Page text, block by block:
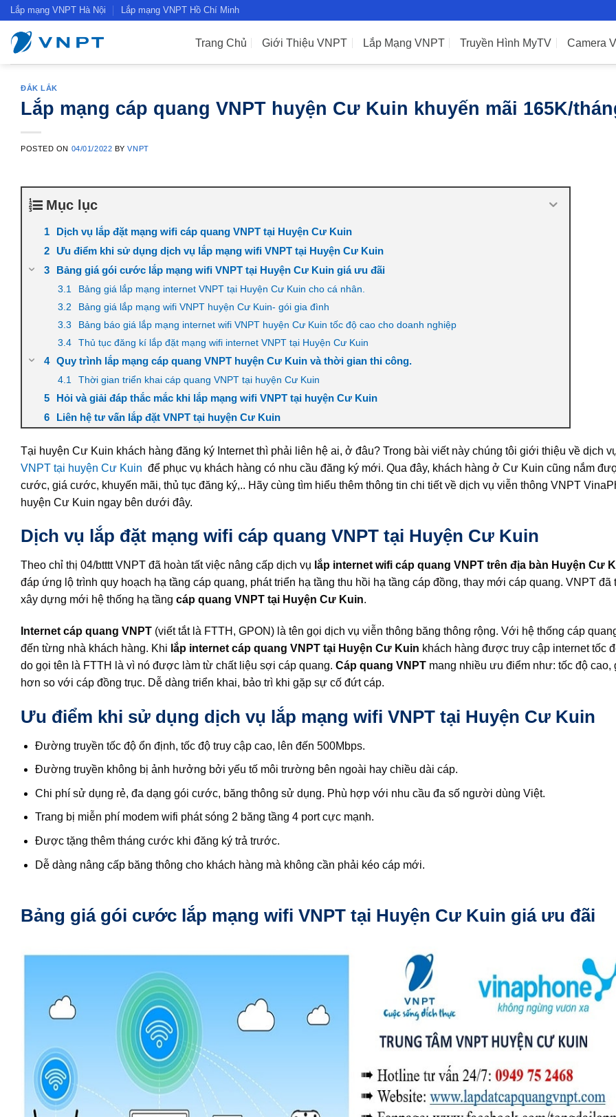
Skip
content
Lắp mạng VNPT Hà Nội Lắp mạng VNPT Hồ Chí Minh
Trang Chủ Giới Thiệu VNPT Lắp Mạng VNPT Truyền Hình MyTV Camera
ĐẮK LẮK
Lắp mạng cáp quang VNPT huyện Cư Kuin khuyến mãi 165K/
POSTED ON 04/01/2022 BYVNPT
Mục lục
Dịch vụ lắp đặt mạng wifi cáp quang VNPT tại Huyện Cư Kuin
Ưu điểm khi sử dụng dịch vụ lắp mạng wifi VNPT tại Huyện Cư Kuin
Bảng giá gói cước lắp mạng wifi VNPT tại Huyện Cư Kuin giá ưu đãi
Bảng giá lắp mạng internet VNPT tại Huyện Cư Kuin cho cá nhân.
Bảng giá lắp mạng wifi VNPT huyện Cư Kuin- gói gia đình
Bảng báo giá lắp mạng internet wifi VNPT huyện Cư Kuin tốc độ cao cho doanh nghiệp
Thủ tục đăng kí lắp đặt mạng wifi internet VNPT tại Huyện Cư Kuin
Quy trình lắp mạng cáp quang VNPT huyện Cư Kuin và thời gian thi công.
Thời gian triển khai cáp quang VNPT tại huyện Cư Kuin
Hỏi và giải đáp thắc mắc khi lắp mạng wifi VNPT tại huyện Cư Kuin
Liên hệ tư vấn lắp đặt VNPT tại huyện Cư Kuin
Tại huyện Cư Kuin khách hàng đăng ký Internet thì phải liên hệ ai, ở đâu? Trong bài viết này chúng tôi giới thiệu về dịch
VNPT tại huyện Cư Kuin để phục vụ khách hàng có nhu cầu đăng ký mới. Qua đây, khách hàng ở Cư Kuin cũng nắm
cước, giá cước, khuyến mãi, thủ tục đăng ký,.. Hãy cùng tìm hiểu thêm thông tin chi tiết về dịch vụ viễn thông VNPT
huyện Cư Kuin ngay bên dưới đây.
Dịch vụ lắp đặt mạng wifi cáp quang VNPT tại Huyện Cư Kuin
Theo chỉ thị 04/btttt VNPT đã hoàn tất việc nâng cấp dịch vụ lắp internet wifi cáp quang VNPT trên địa bàn Huyện Cư
đáp ứng lộ trình quy hoạch hạ tầng cáp quang, phát triển hạ tầng thu hồi hạ tầng cáp đồng, thay mới cáp quang. VNPT đã
xây dựng mới hệ thống hạ tầng cáp quang VNPT tại Huyện Cư Kuin.
Internet cáp quang VNPT (viết tắt là FTTH, GPON) là tên gọi dịch vụ viễn thông băng thông rộng. Với hệ thống cáp
đến từng nhà khách hàng. Khi lắp internet cáp quang VNPT tại Huyện Cư Kuin khách hàng được truy cập internet tốc
do gọi tên là FTTH là vì nó được làm từ chất liệu sợi cáp quang. Cáp quang VNPT mang nhiều ưu điểm như: tốc độ cao,
hơn so với cáp đồng trục. Dễ dàng triển khai, bảo trì khi gặp sự cố đứt cáp.
Ưu điểm khi sử dụng dịch vụ lắp mạng wifi VNPT tại Huyện Cư Kuin
Đường truyền tốc độ ổn định, tốc độ truy cập cao, lên đến 500Mbps.
Đường truyền không bị ảnh hưởng bởi yếu tố môi trường bên ngoài hay chiều dài cáp.
Chi phí sử dụng rẻ, đa dạng gói cước, băng thông sử dụng. Phù hợp với nhu cầu đa số người dùng Việt.
Trang bị miễn phí modem wifi phát sóng 2 băng tầng 4 port cực mạnh.
Được tặng thêm tháng cước khi đăng ký trả trước.
Dễ dàng nâng cấp băng thông cho khách hàng mà không cần phải kéo cáp mới.
Bảng giá gói cước lắp mạng wifi VNPT tại Huyện Cư Kuin giá ưu đãi